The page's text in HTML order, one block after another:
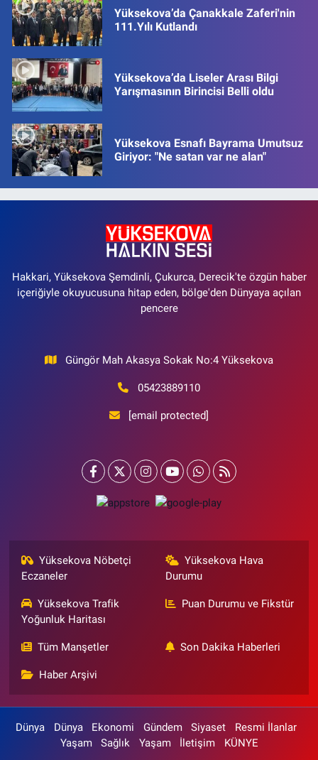
Yüksekova’da Çanakkale Zaferi'nin
111.Yılı Kutlandı
Yüksekova’da Liseler Arası Bilgi
Yarışmasının Birincisi Belli oldu
Yüksekova Esnafı Bayrama Umutsuz
Giriyor: "Ne satan var ne alan"
Hakkari, Yüksekova Şemdinli, Çukurca, Derecik'te özgün haber
içeriğiyle okuyucusuna hitap eden, bölge'den Dünyaya açılan
pencere
Güngör Mah Akasya Sokak No:4 Yüksekova
05423889110
[email protected]
Yüksekova Nöbetçi
Eczaneler
Yüksekova Hava
Durumu
Yüksekova Trafik
Yoğunluk Haritası
Puan Durumu ve Fikstür
Tüm Manşetler Son Dakika Haberleri
Haber Arşivi
Dünya Dünya Ekonomi Gündem Siyaset
Resmi İlanlar
Yaşam
Sağlık Yaşam İletişim KÜNYE